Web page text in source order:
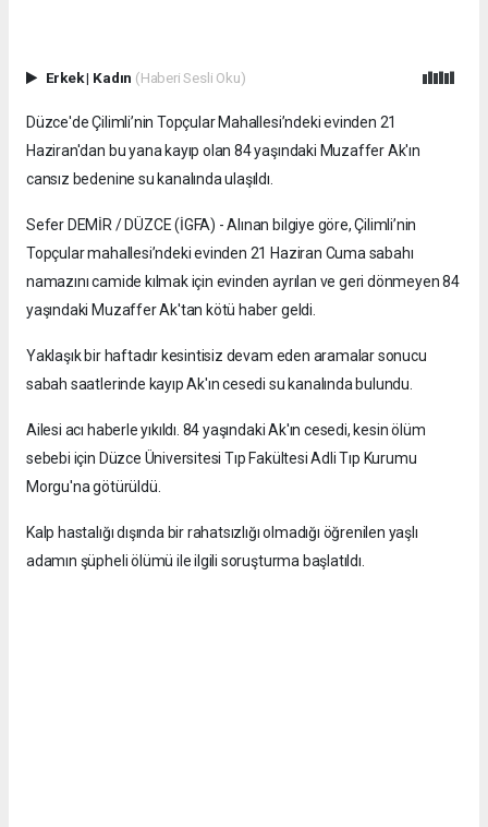
Erkek| Kadın (Haberi Sesli Oku)
Düzce'de Çilimli’nin Topçular Mahallesi’ndeki evinden 21
Haziran'dan bu yana kayıp olan 84 yaşındaki Muzaffer Ak'ın
cansız bedenine su kanalında ulaşıldı.
Sefer DEMİR / DÜZCE (İGFA) - Alınan bilgiye göre, Çilimli’nin
Topçular mahallesi’ndeki evinden 21 Haziran Cuma sabahı
namazını camide kılmak için evinden ayrılan ve geri dönmeyen 84
yaşındaki Muzaffer Ak'tan kötü haber geldi.
Yaklaşık bir haftadır kesintisiz devam eden aramalar sonucu
sabah saatlerinde kayıp Ak'ın cesedi su kanalında bulundu.
Ailesi acı haberle yıkıldı. 84 yaşındaki Ak'ın cesedi, kesin ölüm
sebebi için Düzce Üniversitesi Tıp Fakültesi Adli Tıp Kurumu
Morgu'na götürüldü.
Kalp hastalığı dışında bir rahatsızlığı olmadığı öğrenilen yaşlı
adamın şüpheli ölümü ile ilgili soruşturma başlatıldı.